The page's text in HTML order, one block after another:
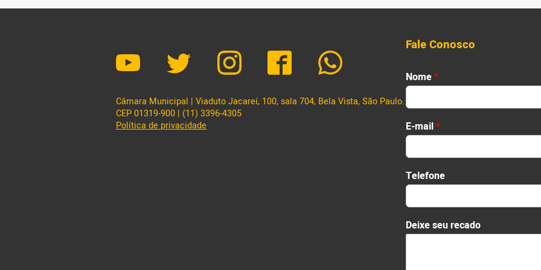
Câmara Municipal | Viaduto Jacareí, 100, sala 704, Bela Vista, São Paulo.
CEP 01319-900 | (11) 3396-4305
Política de privacidade
Fale Conosco
N
o
e
*
*
Nome*
First
E-mail*
Telefone
Deixe seu recado